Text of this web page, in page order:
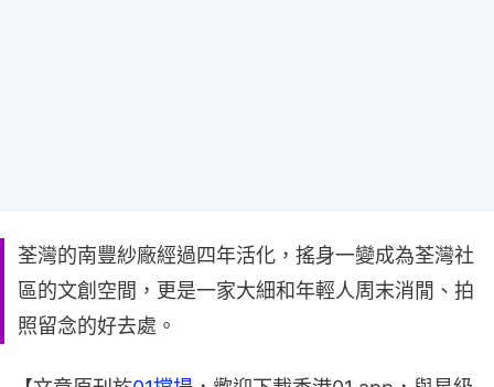
荃灣的南豐紗廠經過四年活化，搖身一變成為荃灣社
區的文創空間，更是一家大細和年輕人周末消閒、拍
照留念的好去處。